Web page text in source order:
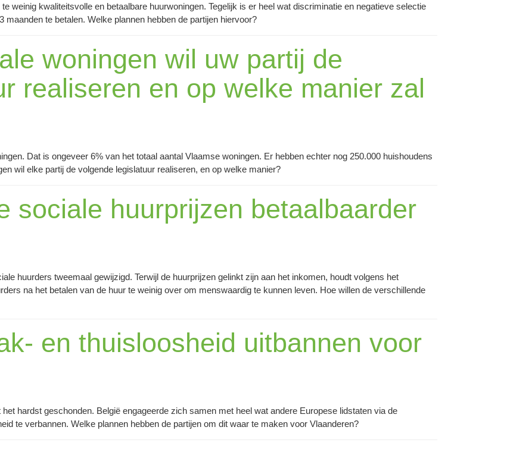
weinig kwaliteitsvolle en betaalbare huurwoningen. Tegelijk is er heel wat discriminatie en negatieve selectie
te betalen. Welke plannen hebben de partijen hiervoor?
woningen wil uw partij de
realiseren en op welke manier zal
Dat is ongeveer 6% van het totaal aantal Vlaamse woningen. Er hebben echter nog 250.000 huishoudens
wil elke partij de volgende legislatuur realiseren, en op welke manier?
sociale huurprijzen betaalbaarder
huurders tweemaal gewijzigd. Terwijl de huurprijzen gelinkt zijn aan het inkomen, houdt volgens het
na het betalen van de huur te weinig over om menswaardig te kunnen leven. Hoe willen de verschillende
en thuisloosheid uitbannen voor
hardst geschonden. België engageerde zich samen met heel wat andere Europese lidstaten via de
te verbannen. Welke plannen hebben de partijen om dit waar te maken voor Vlaanderen?